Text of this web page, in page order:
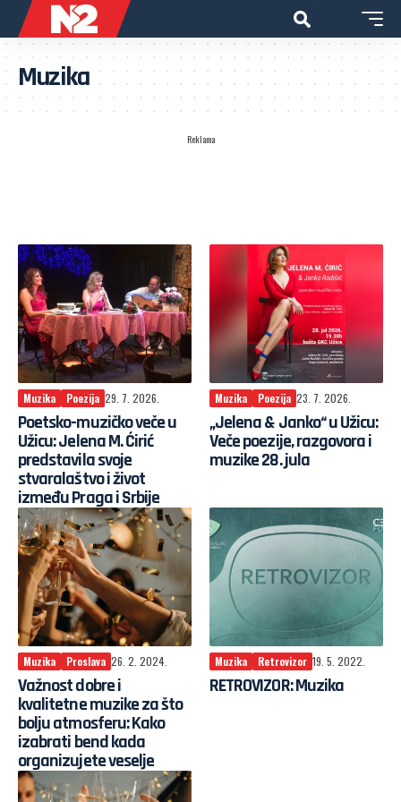
Muzika
Reklama
Muzika Poezija 29. 7. 2026.
Poetsko-muzičko veče u
Užicu: Jelena M. Ćirić
predstavila svoje
stvaralaštvo i život
između Praga i Srbije
Muzika Poezija 23. 7. 2026.
„Jelena & Janko“ u Užicu:
Veče poezije, razgovora i
muzike 28. jula
Muzika Proslava 26. 2. 2024.
Važnost dobre i
kvalitetne muzike za što
bolju atmosferu: Kako
izabrati bend kada
organizujete veselje
Muzika Retrovizor 19. 5. 2022.
RETROVIZOR: Muzika